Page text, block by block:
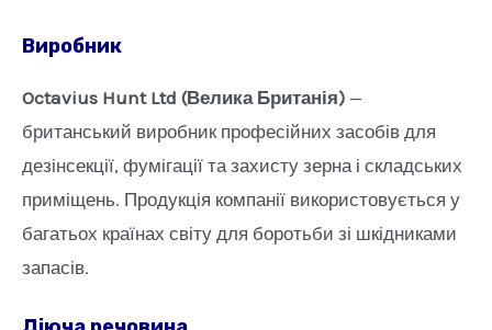
Виробник
Octavius Hunt Ltd (Велика Британія) —
британський виробник професійних засобів для
дезінсекції, фумігації та захисту зерна і складських
приміщень. Продукція компанії використовується у
багатьох країнах світу для боротьби зі шкідниками
запасів.